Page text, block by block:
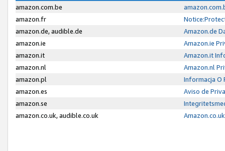
amazon.com.be
amazon.fr
amazon.de, audible.de
Amazon.de
amazon.ie
Amazon.ie
amazon.it
Amazon.it
amazon.nl
Amazon.nl
amazon.pl
Informacja O
amazon.es
Aviso de
amazon.se
amazon.co.uk, audible.co.uk